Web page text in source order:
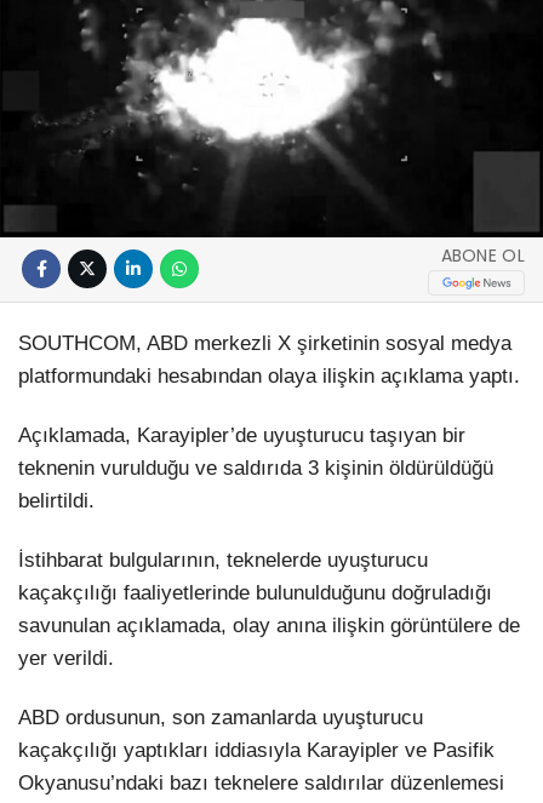
ABONE OL
SOUTHCOM, ABD merkezli X şirketinin sosyal medya
platformundaki hesabından olaya ilişkin açıklama yaptı.
Açıklamada, Karayipler’de uyuşturucu taşıyan bir
teknenin vurulduğu ve saldırıda 3 kişinin öldürüldüğü
belirtildi.
İstihbarat bulgularının, teknelerde uyuşturucu
kaçakçılığı faaliyetlerinde bulunulduğunu doğruladığı
savunulan açıklamada, olay anına ilişkin görüntülere de
yer verildi.
ABD ordusunun, son zamanlarda uyuşturucu
kaçakçılığı yaptıkları iddiasıyla Karayipler ve Pasifik
Okyanusu’ndaki bazı teknelere saldırılar düzenlemesi